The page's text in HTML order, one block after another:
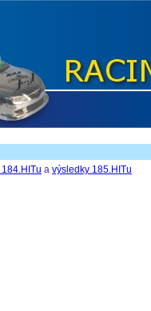
a výsledky 185.HITu